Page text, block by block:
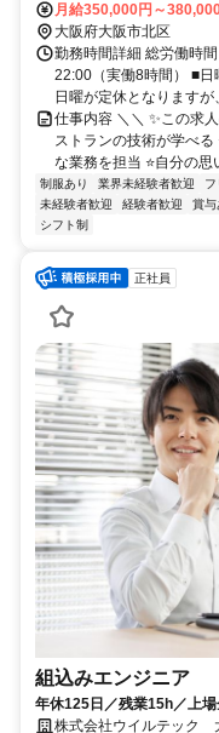
肥後橋駅より徒歩1分
月給350,000円～
大阪府大阪市北区
勤務時間詳細 総労働時
22:00（実働8時間） ■
日曜が定休となります
仕事内容 ＼＼ ✨この求
ストランの技術が学べる
な業務を担当 ⭐自分の
制服あり 業界未経験者歓迎
未経験者歓迎
経験者歓迎 賞与
シフト制
正社員
組込みエンジニア
年休125日／残業15h／上
株式会社ウイルテック